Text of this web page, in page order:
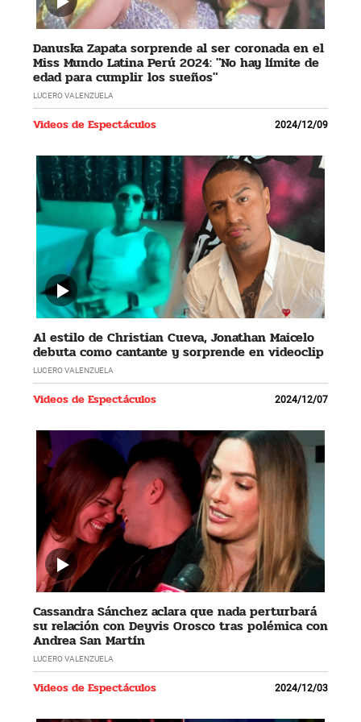
Danuska Zapata sorprende al ser coronada en el
Miss Mundo Latina Perú 2024: "No hay límite de
edad para cumplir los sueños"
LUCERO VALENZUELA
Videos de Espectáculos 2024/12/09
Al estilo de Christian Cueva, Jonathan Maicelo
debuta como cantante y sorprende en videoclip
LUCERO VALENZUELA
Videos de Espectáculos 2024/12/07
Cassandra Sánchez aclara que nada perturbará
su relación con Deyvis Orosco tras polémica con
Andrea San Martín
LUCERO VALENZUELA
Videos de Espectáculos 2024/12/03